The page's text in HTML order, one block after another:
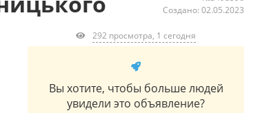
Создано: 02.05.2023
292 просмотра, 1 сегодня
Вы хотите, чтобы больше людей
увидели это объявление?